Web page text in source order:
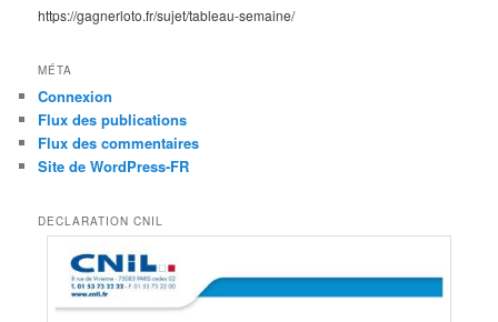
https://gagnerloto.fr/sujet/tableau-semaine/
MÉTA
Connexion
Flux des publications
Flux des commentaires
Site de WordPress-FR
DECLARATION CNIL